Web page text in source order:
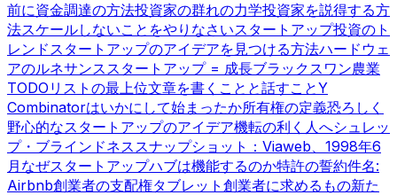
前に資金調達の方法投資家の群れの力学投資家を説得する方
法スケールしないことをやりなさいスタートアップ投資のト
レンドスタートアップのアイデアを見つける方法ハードウェ
アのルネサンススタートアップ = 成長ブラックスワン農業
TODOリストの最上位文章を書くことと話すことY
Combinatorはいかにして始まったか所有権の定義恐ろしく
野心的なスタートアップのアイデア機転の利く人へシュレッ
プ・ブラインドネススナップショット：Viaweb、1998年6
月 なぜスタートアップハブは機能するのか特許の誓約件名:
Airbnb創業者の支配権タブレット 創業者に求めるもの新た